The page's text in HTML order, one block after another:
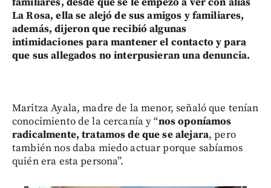
La Rosa, ella se alejó de sus amigos y familiares,
además, dijeron que recibió algunas
intimidaciones para mantener el contacto y para
que sus allegados no interpusieran una denuncia.
Maritza Ayala, madre de la menor, señaló que tenían
conocimiento de la cercanía y “nos oponíamos
radicalmente, tratamos de que se alejara, pero
también nos daba miedo actuar porque sabíamos
quién era esta persona”.